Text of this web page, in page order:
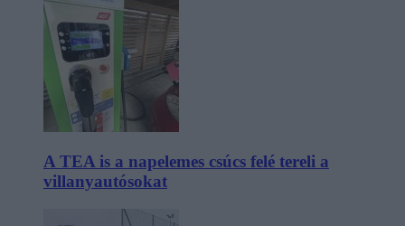
A TEA is a napelemes csúcs felé tereli a
villanyautósokat